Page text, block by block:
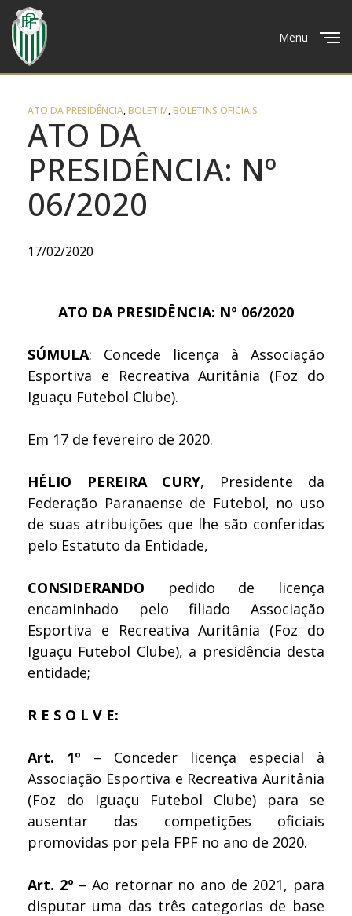
Menu
ATO DA PRESIDÊNCIA,BOLETIM,BOLETINS OFICIAIS
ATO DA
PRESIDÊNCIA: Nº
06/2020
17/02/2020
ATO DA PRESIDÊNCIA: Nº 06/2020
SÚMULA: Concede licença à Associação
Esportiva e Recreativa Auritânia (Foz do
Iguaçu Futebol Clube).
Em 17 de fevereiro de 2020.
HÉLIO PEREIRA CURY, Presidente da
Federação Paranaense de Futebol, no uso
de suas atribuições que lhe são conferidas
pelo Estatuto da Entidade,
CONSIDERANDO pedido de licença
encaminhado pelo filiado Associação
Esportiva e Recreativa Auritânia (Foz do
Iguaçu Futebol Clube), a presidência desta
entidade;
R E S O L V E:
Art. 1º – Conceder licença especial à
Associação Esportiva e Recreativa Auritânia
(Foz do Iguaçu Futebol Clube) para se
ausentar das competições oficiais
promovidas por pela FPF no ano de 2020.
Art. 2º – Ao retornar no ano de 2021, para
disputar uma das três categorias de base